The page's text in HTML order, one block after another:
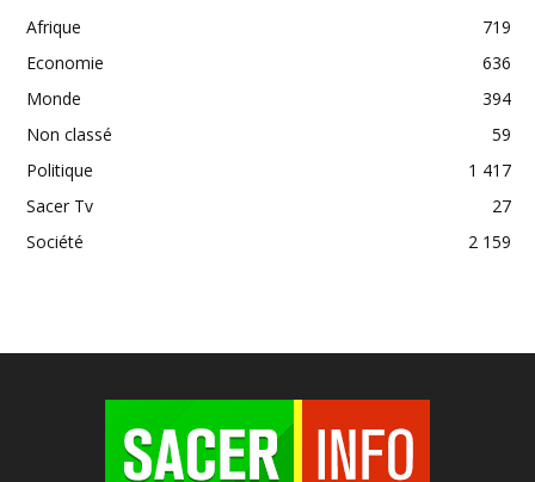
Afrique
719
Economie
636
Monde
394
Non classé
59
Politique
1 417
Sacer Tv
27
Société
2 159